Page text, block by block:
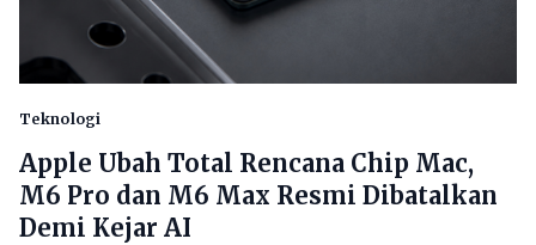
Teknologi
Apple Ubah Total Rencana Chip Mac,
M6 Pro dan M6 Max Resmi Dibatalkan
Demi Kejar AI